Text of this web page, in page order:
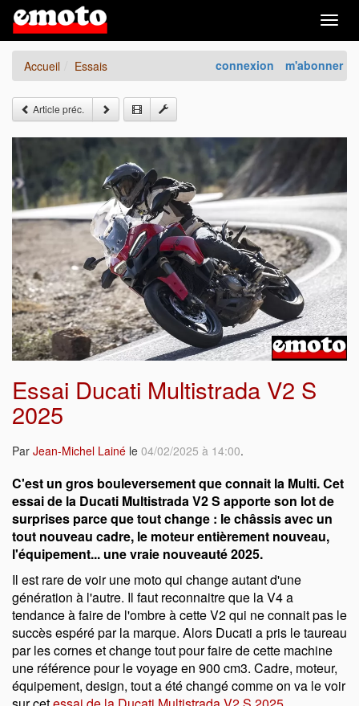
connexion m'abonner
Accueil Essais
Article préc.
Essai Ducati Multistrada V2 S
2025
Par Jean-Michel Lainé le 04/02/2025 à 14:00.
C'est un gros bouleversement que connait la Multi. Cet
essai de la Ducati Multistrada V2 S apporte son lot de
surprises parce que tout change : le châssis avec un
tout nouveau cadre, le moteur entièrement nouveau,
l'équipement... une vraie nouveauté 2025.
Il est rare de voir une moto qui change autant d'une
génération à l'autre. Il faut reconnaitre que la V4 a
tendance à faire de l'ombre à cette V2 qui ne connait pas le
succès espéré par la marque. Alors Ducati a pris le taureau
par les cornes et change tout pour faire de cette machine
une référence pour le voyage en 900 cm3. Cadre, moteur,
équipement, design, tout a été changé comme on va le voir